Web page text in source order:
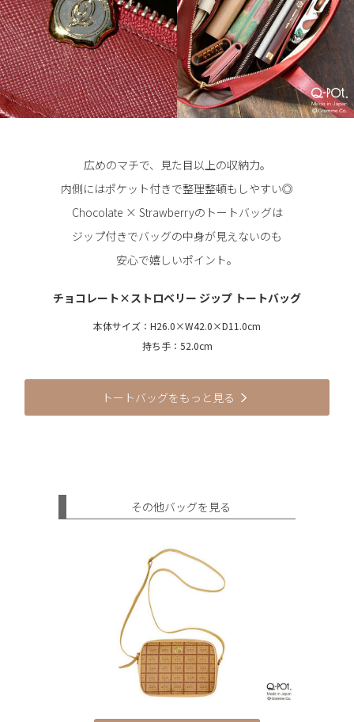
広めのマチで、見た目以上の収納力。
内側にはポケット付きで整理整頓もしやすい◎
Chocolate × Strawberryのトートバッグは
ジップ付きでバッグの中身が見えないのも
安心で嬉しいポイント。
チョコレート×ストロベリー ジップ トートバッグ
本体サイズ：H26.0×W42.0×D11.0cm
持ち手：52.0cm
トートバッグをもっと見る
その他バッグを見る